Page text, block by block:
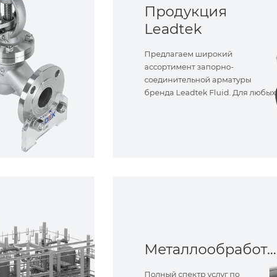
Продукция
Leadtek
Предлагаем широкий
ассортимент запорно-
соединительной арматуры
бренда Leadtek Fluid. Для любых
Металлообработка
Полный спектр услуг по